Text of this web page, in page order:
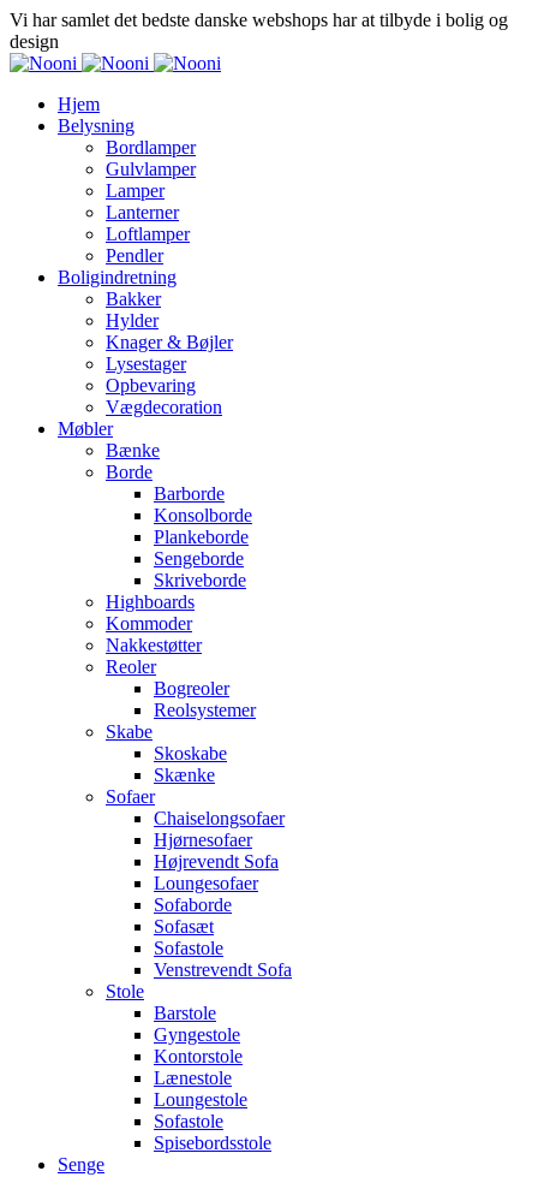
Vi har samlet det bedste danske webshops har at tilbyde i bolig og
design
Hjem
Belysning
Bordlamper
Gulvlamper
Lamper
Lanterner
Loftlamper
Pendler
Boligindretning
Bakker
Hylder
Knager & Bøjler
Lysestager
Opbevaring
Vægdecoration
Møbler
Bænke
Borde
Barborde
Konsolborde
Plankeborde
Sengeborde
Skriveborde
Highboards
Kommoder
Nakkestøtter
Reoler
Bogreoler
Reolsystemer
Skabe
Skoskabe
Skænke
Sofaer
Chaiselongsofaer
Hjørnesofaer
Højrevendt Sofa
Loungesofaer
Sofaborde
Sofasæt
Sofastole
Venstrevendt Sofa
Stole
Barstole
Gyngestole
Kontorstole
Lænestole
Loungestole
Sofastole
Spisebordsstole
Senge